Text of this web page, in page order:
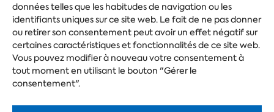
données telles que les habitudes de navigation ou les
identifiants uniques sur ce site web. Le fait de ne pas donner
ou retirer son consentement peut avoir un effet négatif sur
certaines caractéristiques et fonctionnalités de ce site web.
Vous pouvez modifier à nouveau votre consentement à
tout moment en utilisant le bouton "Gérer le
consentement".
Posez votre question